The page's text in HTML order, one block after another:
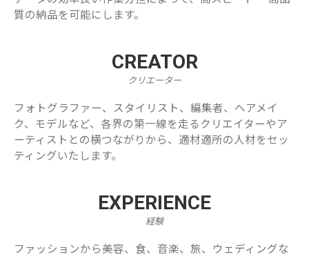
質の納品を可能にします。
CREATOR
クリエーター
フォトグラファー、スタイリスト、編集者、ヘアメイ
ク、モデルなど、各界の第一線を走るクリエイターやア
ーティストとの横つながりから、適材適所の人材をセッ
ティングいたします。
EXPERIENCE
経験
ファッションから美容、食、音楽、旅、ウェディングな